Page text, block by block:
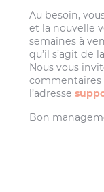
Au besoin,
et la nouvelle
semaines à
qu’il s’agit de
Nous vous
commentaires
l’adresse
Bon